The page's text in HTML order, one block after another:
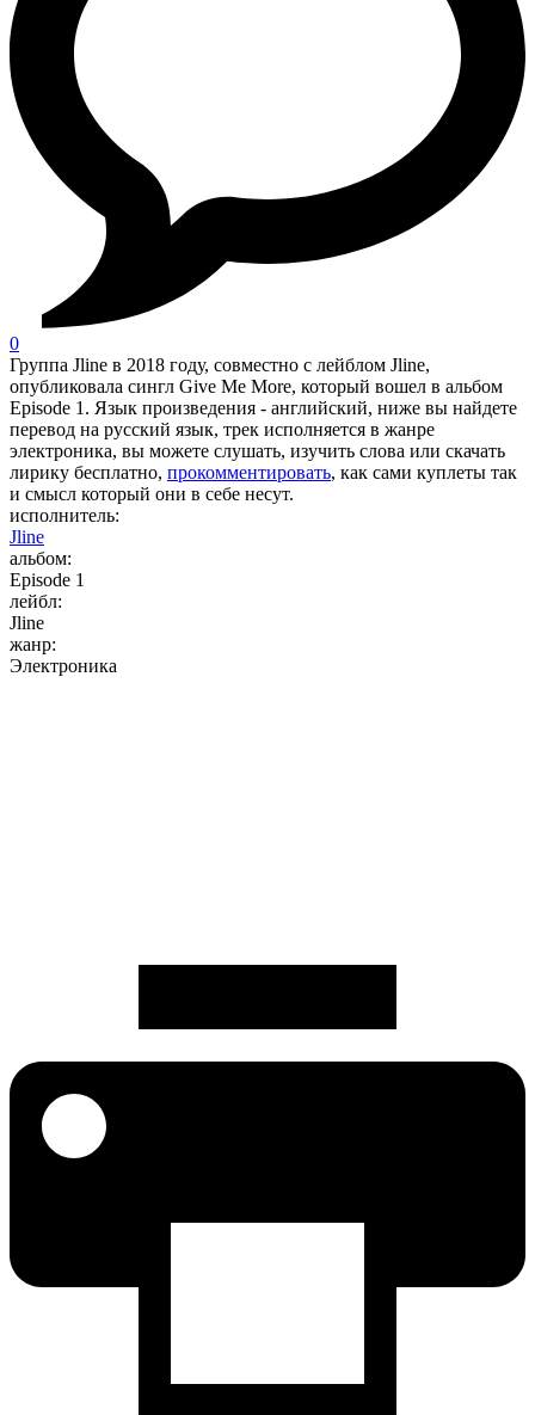
0
Группа Jline в 2018 году, совместно с лейблом Jline,
опубликовала сингл Give Me More, который вошел в альбом
Episode 1. Язык произведения - английский, ниже вы найдете
перевод на русский язык, трек исполняется в жанре
электроника, вы можете слушать, изучить слова или скачать
лирику бесплатно, прокомментировать, как сами куплеты так
и смысл который они в себе несут.
исполнитель:
Jline
альбом:
Episode 1
лейбл:
Jline
жанр:
Электроника